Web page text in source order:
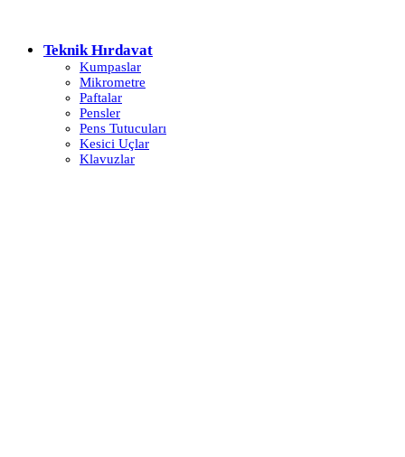
Teknik Hırdavat
Kumpaslar
Mikrometre
Paftalar
Pensler
Pens Tutucuları
Kesici Uçlar
Klavuzlar